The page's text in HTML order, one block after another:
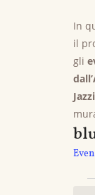
In
il
gli